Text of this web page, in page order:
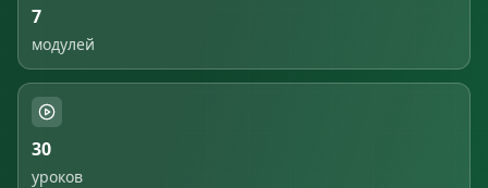
7
модулей
30
уроков